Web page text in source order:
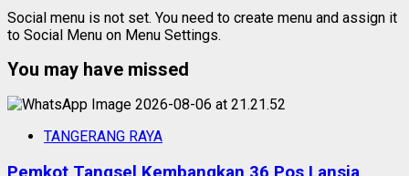
Social menu is not set. You need to create menu and assign it
to Social Menu on Menu Settings.
You may have missed
TANGERANG RAYA